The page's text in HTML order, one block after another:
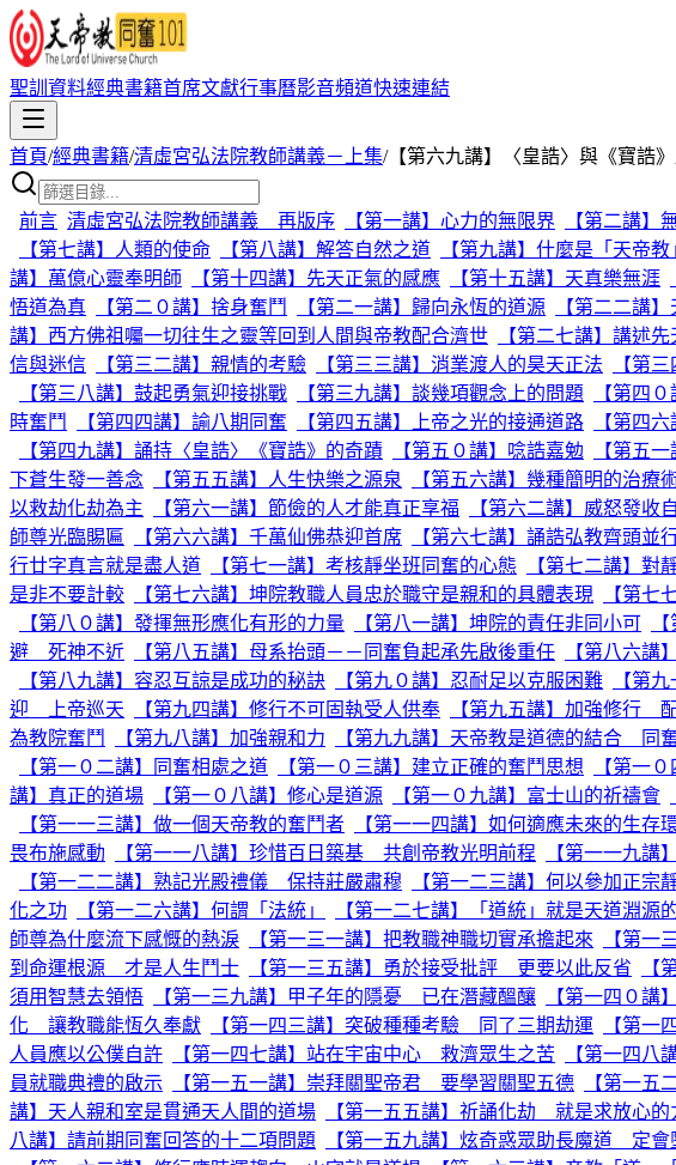
聖訓資料經典書籍首席文獻行事曆影音頻道快速連結
首頁/經典書籍/清虛宮弘法院教師講義－上集/【第六九講】〈皇誥〉與《寶誥
前言 清虛宮弘法院教師講義 再版序 【第一講】心力的無限界 【第二講】
【第七講】人類的使命
【第八講】解答自然之道 【第九講】什麼是「天帝教
講】萬億心靈奉明師
【第十四講】先天正氣的感應 【第十五講】天真樂無涯
悟道為真
【第二０講】捨身奮鬥 【第二一講】歸向永恆的道源 【第二二講
講】西方佛祖囑一切往生之靈等回到人間與帝教配合濟世
【第二七講】講述先
信與迷信
【第三二講】親情的考驗 【第三三講】消業渡人的昊天正法 【第
【第三八講】鼓起勇氣迎接挑戰
【第三九講】談幾項觀念上的問題 【第四
時奮鬥
【第四四講】諭八期同奮 【第四五講】上帝之光的接通道路 【第四
【第四九講】誦持〈皇誥〉《寶誥》的奇蹟
【第五０講】唸誥嘉勉 【第五
下蒼生發一善念
【第五五講】人生快樂之源泉 【第五六講】幾種簡明的治療
以救劫化劫為主
【第六一講】節儉的人才能真正享福 【第六二講】威怒發收
師尊光臨賜匾
【第六六講】千萬仙佛恭迎首席 【第六七講】誦誥弘教齊頭並
行廿字真言就是盡人道
【第七一講】考核靜坐班同奮的心態 【第七二講】對
是非不要計較
【第七六講】坤院教職人員忠於職守是親和的具體表現 【第七
【第八０講】發揮無形應化有形的力量
【第八一講】坤院的責任非同小可
避 死神不近
【第八五講】母系抬頭－－同奮負起承先啟後重任 【第八六
【第八九講】容忍互諒是成功的秘訣
【第九０講】忍耐足以克服困難 【第
迎 上帝巡天
【第九四講】修行不可固執受人供奉 【第九五講】加強修行
為教院奮鬥
【第九八講】加強親和力 【第九九講】天帝教是道德的結合 同
【第一０二講】同奮相處之道
【第一０三講】建立正確的奮鬥思想 【第一
講】真正的道場
【第一０八講】修心是道源 【第一０九講】富士山的祈禱會
【第一一三講】做一個天帝教的奮鬥者
【第一一四講】如何適應未來的生存
畏布施感動
【第一一八講】珍惜百日築基 共創帝教光明前程 【第一一九
【第一二二講】熟記光殿禮儀 保持莊嚴肅穆
【第一二三講】何以參加正宗
化之功
【第一二六講】何謂「法統」 【第一二七講】「道統」就是天道淵源
師尊為什麼流下感慨的熱淚
【第一三一講】把教職神職切實承擔起來 【第一
到命運根源 才是人生鬥士
【第一三五講】勇於接受批評 更要以此反省 【
須用智慧去領悟
【第一三九講】甲子年的隱憂 已在潛藏醞釀 【第一四０
化 讓教職能恆久奉獻
【第一四三講】突破種種考驗 同了三期劫運 【第一
人員應以公僕自許
【第一四七講】站在宇宙中心 救濟眾生之苦 【第一四
員就職典禮的啟示
【第一五一講】崇拜關聖帝君 要學習關聖五德 【第一五
講】天人親和室是貫通天人間的道場
【第一五五講】祈誦化劫 就是求放心的
八講】請前期同奮回答的十二項問題
【第一五九講】炫奇惑眾助長魔道 定會